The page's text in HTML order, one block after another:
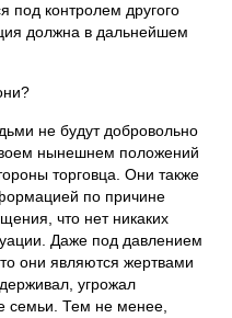
под контролем другого
должна в дальнейшем
не будут добровольно
нынешнем положений
торговца. Они также
по причине
что нет никаких
Даже под давлением
они являются жертвами
угрожал
семьи. Тем не менее,